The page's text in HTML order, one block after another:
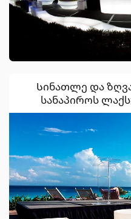
Სინათლე და
სანაპიროს